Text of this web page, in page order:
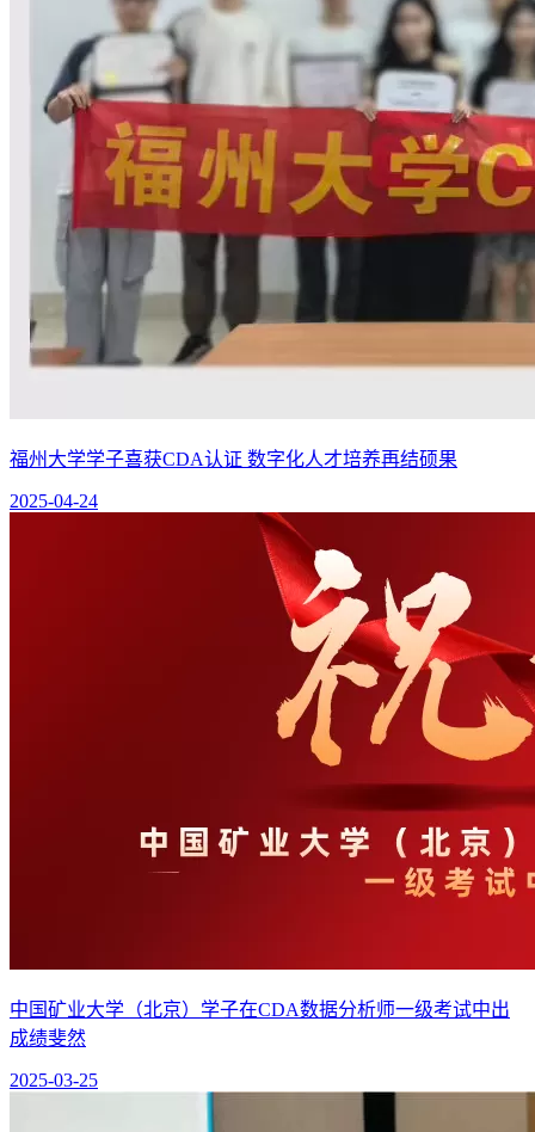
福州大学学子喜获CDA认证 数字化人才培养再结硕果
2025-04-24
中国矿业大学（北京）学子在CDA数据分析师一级考试中出
成绩斐然
2025-03-25